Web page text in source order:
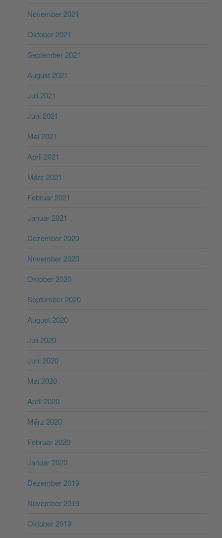
November 2021
Oktober 2021
September 2021
August 2021
Juli 2021
Juni 2021
Mai 2021
April 2021
März 2021
Februar 2021
Januar 2021
Dezember 2020
November 2020
Oktober 2020
September 2020
August 2020
Juli 2020
Juni 2020
Mai 2020
April 2020
März 2020
Februar 2020
Januar 2020
Dezember 2019
November 2019
Oktober 2019